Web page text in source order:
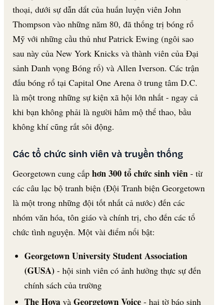
thoại, dưới sự dẫn dắt của huấn luyện viên John
Thompson vào những năm 80, đã thống trị bóng rổ
Mỹ với những cầu thủ như Patrick Ewing (ngôi sao
sau này của New York Knicks và thành viên của Đại
sảnh Danh vọng Bóng rổ) và Allen Iverson. Các trận
đấu bóng rổ tại Capital One Arena ở trung tâm D.C.
là một trong những sự kiện xã hội lớn nhất - ngay cả
khi bạn không phải là người hâm mộ thể thao, bầu
không khí cũng rất sôi động.
Các tổ chức sinh viên và truyền thống
Georgetown cung cấp hơn 300 tổ chức sinh viên - từ
các câu lạc bộ tranh biện (Đội Tranh biện Georgetown
là một trong những đội tốt nhất cả nước) đến các
nhóm văn hóa, tôn giáo và chính trị, cho đến các tổ
chức tình nguyện. Một vài điểm nổi bật:
Georgetown University Student Association
(GUSA)- hội sinh viên có ảnh hưởng thực sự đến
chính sách của trường
The Hoyavà Georgetown Voice- hai tờ báo sinh